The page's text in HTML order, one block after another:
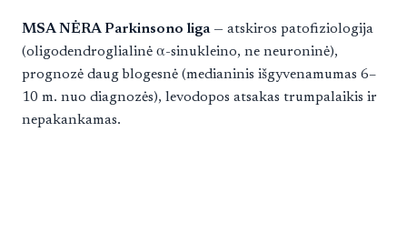
MSA NĖRA Parkinsono liga— atskiros patofiziologija
(oligodendroglialinė α-sinukleino, ne neuroninė),
prognozė daug blogesnė (medianinis išgyvenamumas 6–
10 m. nuo diagnozės), levodopos atsakas trumpalaikis ir
nepakankamas.